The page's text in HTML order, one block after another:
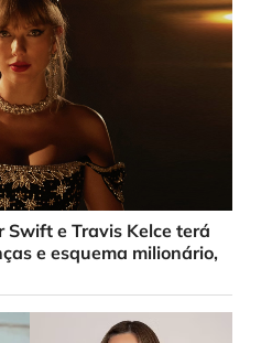
Swift e Travis Kelce terá
e esquema milionário,